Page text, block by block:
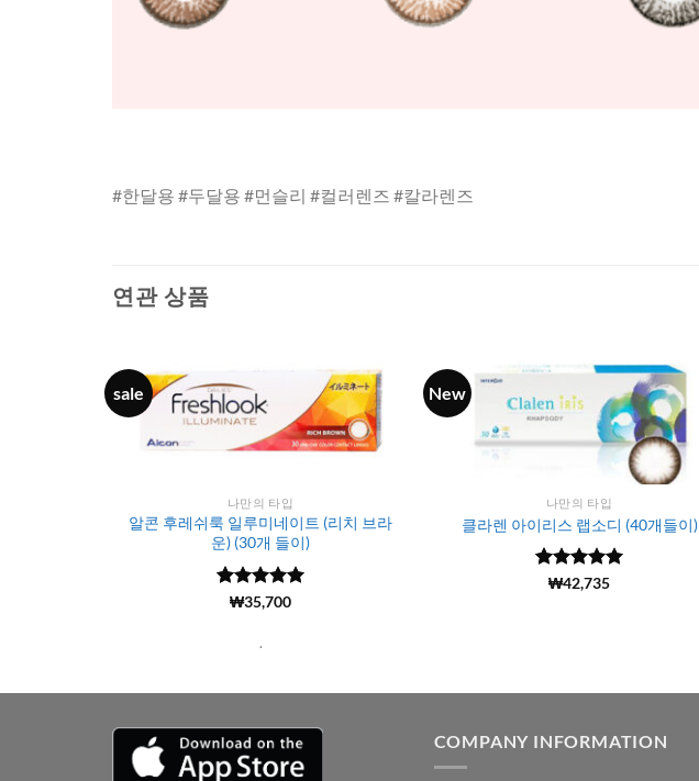
#한달용 #두달용 #먼슬리 #컬러렌즈 #칼라렌즈
연관 상품
sale
나만의 타입
알콘 후레쉬룩 일루미네이트 (리치 브라
운) (30개 들이)
5 중에서
(1919)
₩35,700
.
New
나만의 타입
클라렌 아이리스 랩소디 (40개들이)
5 중에서
(204)
₩42,735
COMPANY INFORMATION